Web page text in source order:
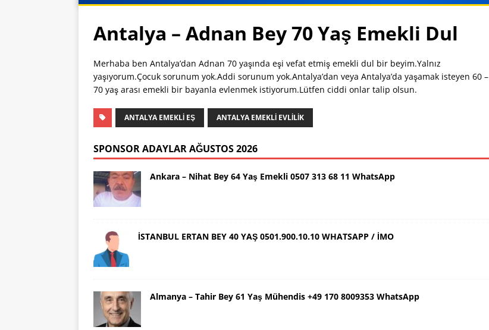
Antalya – Adnan Bey 70 Yaş Emekli Dul
Merhaba ben Antalya’dan Adnan 70 yaşında eşi vefat etmiş emekli dul bir beyim.Yalnız
yaşıyorum.Çocuk sorunum yok.Addi sorunum yok.Antalya’dan veya Antalya’da yaşamak isteyen 60 –
70 yaş arası emekli bir bayanla evlenmek istiyorum.Lütfen ciddi onlar talip olsun.
ANTALYA EMEKLI EŞ ANTALYA EMEKLI EVLILIK
SPONSOR ADAYLAR AĞUSTOS 2026
Ankara – Nihat Bey 64 Yaş Emekli 0507 313 68 11 WhatsApp
İSTANBUL ERTAN BEY 40 YAŞ 0501.900.10.10 WHATSAPP / İMO
Almanya – Tahir Bey 61 Yaş Mühendis +49 170 8009353 WhatsApp